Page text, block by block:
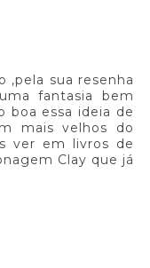
,pela sua resenha
fantasia bem
boa essa ideia de
mais velhos do
ver em livros de
Clay que já